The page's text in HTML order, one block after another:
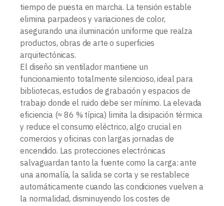
tiempo de puesta en marcha. La tensión estable
elimina parpadeos y variaciones de color,
asegurando una iluminación uniforme que realza
productos, obras de arte o superficies
arquitectónicas.
El diseño sin ventilador mantiene un
funcionamiento totalmente silencioso, ideal para
bibliotecas, estudios de grabación y espacios de
trabajo donde el ruido debe ser mínimo. La elevada
eficiencia (≈ 86 % típica) limita la disipación térmica
y reduce el consumo eléctrico, algo crucial en
comercios y oficinas con largas jornadas de
encendido. Las protecciones electrónicas
salvaguardan tanto la fuente como la carga: ante
una anomalía, la salida se corta y se restablece
automáticamente cuando las condiciones vuelven a
la normalidad, disminuyendo los costes de